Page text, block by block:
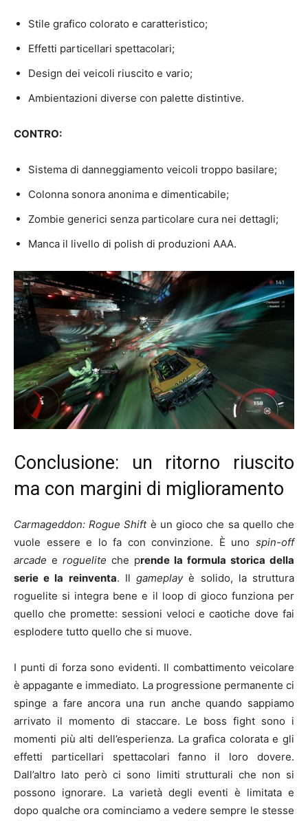
Stile grafico colorato e caratteristico;
Effetti particellari spettacolari;
Design dei veicoli riuscito e vario;
Ambientazioni diverse con palette distintive.
CONTRO:
Sistema di danneggiamento veicoli troppo basilare;
Colonna sonora anonima e dimenticabile;
Zombie generici senza particolare cura nei dettagli;
Manca il livello di polish di produzioni AAA.
Conclusione: un ritorno riuscito
ma con margini di miglioramento
Carmageddon: Rogue Shiftè un gioco che sa quello che
vuole essere e lo fa con convinzione. È uno spin-off
arcade e roguelite che prende la formula storica della
serie e la reinventa. Ilgameplayè solido, la struttura
roguelite si integra bene e il loop di gioco funziona per
quello che promette: sessioni veloci e caotiche dove fai
esplodere tutto quello che si muove.
I punti di forza sono evidenti. Il combattimento veicolare
è appagante e immediato. La progressione permanente ci
spinge a fare ancora una run anche quando sappiamo
arrivato il momento di staccare. Le boss fight sono i
momenti più alti dell’esperienza. La grafica colorata e gli
effetti particellari spettacolari fanno il loro dovere.
Dall’altro lato però ci sono limiti strutturali che non si
possono ignorare. La varietà degli eventi è limitata e
dopo qualche ora cominciamo a vedere sempre le stesse